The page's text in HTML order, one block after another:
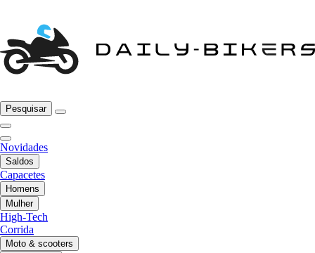
Pesquisar
Novidades
Saldos
Capacetes
Homens
Mulher
High-Tech
Corrida
Moto & scooters